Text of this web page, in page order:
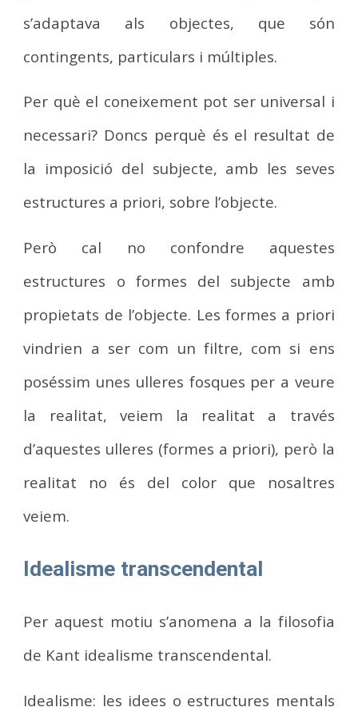
s’adaptava als objectes, que són
contingents, particulars i múltiples.
Per què el coneixement pot ser universal i
necessari? Doncs perquè és el resultat de
la imposició del subjecte, amb les seves
estructures a priori, sobre l’objecte.
Però cal no confondre aquestes
estructures o formes del subjecte amb
propietats de l’objecte. Les formes a priori
vindrien a ser com un filtre, com si ens
poséssim unes ulleres fosques per a veure
la realitat, veiem la realitat a través
d’aquestes ulleres (formes a priori), però la
realitat no és del color que nosaltres
veiem.
Idealisme transcendental
Per aquest motiu s’anomena a la filosofia
de Kant idealisme transcendental.
Idealisme: les idees o estructures mentals